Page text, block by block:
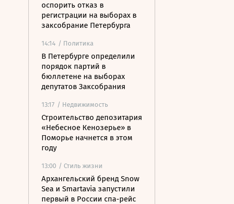
оспорить отказ в
регистрации на выборах в
заксобрание Петербурга
14:14 / Политика
В Петербурге определили
порядок партий в
бюллетене на выборах
депутатов Заксобрания
13:17 / Недвижимость
Строительство депозитария
«Небесное Кенозерье» в
Поморье начнется в этом
году
13:00 / Стиль жизни
Архангельский бренд Snow
Sea и Smartavia запустили
первый в России спа-рейс